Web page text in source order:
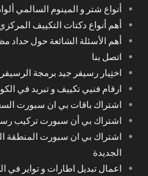
أنواع شتر و المينوم السالمي
أهم أنواع دكتات التكييف
أهم الأسئلة الشائعة حول حداد
اتصل بنا
اختِيار رسيفر جيد برمجة الرسيفر 24 ساعة في الكويت
ارقام فنيي تكييف و تبريد في
اشتراك باقات بي ان سبورت
اشتراك بي أن سبورت تركيب
الجديدة
اعمال تبديل اطارات و تواير في